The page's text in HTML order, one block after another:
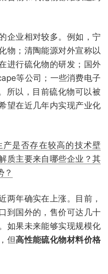
企业相对较多。例如，宁
物；清陶能源对外宣称以
进行硫化物的研发；国外
等公司；一些消费电子
所以，目前硫化物可以被
望在近几年内实现产业化
是否存在较高的技术壁
质主要来自哪些企业？其
？
两年确实在上涨。目前，
到国外的，售价可达几十
如果未来能够实现规模化
但高性能硫化物材料价格